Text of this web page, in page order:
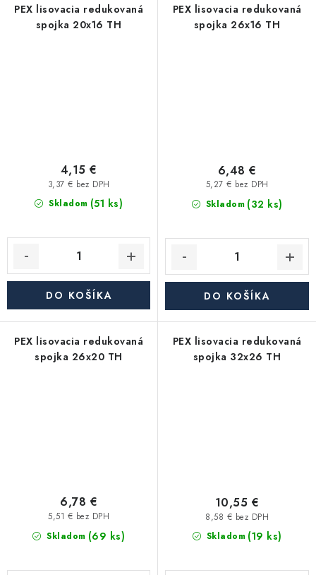
PEX lisovacia redukovaná
spojka 20x16 TH
Skladom (51 ks)
3,37 € bez DPH
4,15 €
DO KOŠÍKA
PEX lisovacia redukovaná
spojka 26x16 TH
Skladom (32 ks)
5,27 € bez DPH
6,48 €
DO KOŠÍKA
PEX lisovacia redukovaná
spojka 26x20 TH
Skladom (69 ks)
5,51 € bez DPH
6,78 €
PEX lisovacia redukovaná
spojka 32x26 TH
Skladom (19 ks)
8,58 € bez DPH
10,55 €